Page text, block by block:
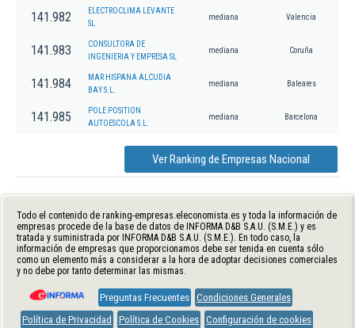
141.982
ELECTROCLIMA LEVANTE
SL
mediana Valencia
141.983
CONSULTORA DE
INGENIERIA Y EMPRESA SL
mediana Coruña
141.984
MAR HISPANA ALCUDIA
BAY S.L.
mediana Baleares
141.985
POLE POSITION
AUTOESCOLA S.L.
mediana Barcelona
Ver Ranking de Empresas Nacional
Todo el contenido de ranking-empresas.eleconomista.es y toda la información de
empresas procede de la base de datos de INFORMA D&B S.A.U. (S.M.E.) y es
tratada y suministrada por INFORMA D&B S.A.U. (S.M.E.). En todo caso, la
información de empresas que proporcionamos debe ser tenida en cuenta sólo
como un elemento más a considerar a la hora de adoptar decisiones comerciales
y no debe por tanto determinar las mismas.
Preguntas Frecuentes Condiciones Generales
Política de Privacidad
Política de Cookies Configuración de cookies